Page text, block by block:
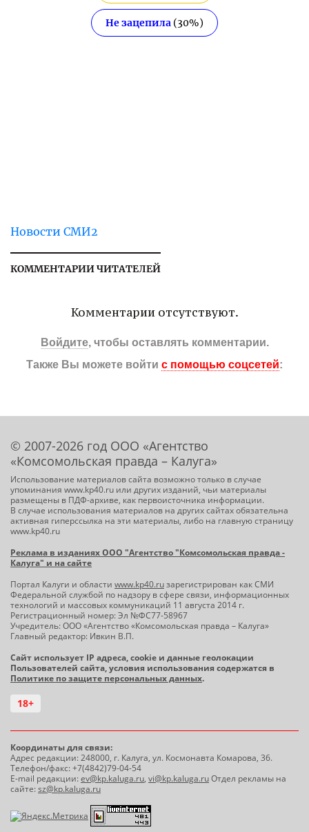
Не зацепила (30%)
Новости СМИ2
КОММЕНТАРИИ ЧИТАТЕЛЕЙ
Комментарии отсутствуют.
Войдите, чтобы оставлять комментарии.
Также Вы можете войти с помощью соцсетей:
© 2007-2026 год ООО «Агентство
«Комсомольская правда – Калуга»
Использование материалов сайта возможно только в случае
упоминания www.kp40.ru или других изданий, чьи материалы
размещены в ПДФ-архиве, как первоисточника информации.
В случае использования материалов на других сайтах обязательна
активная гиперссылка на эти материалы, либо на главную страницу
www.kp40.ru
Реклама в изданиях ООО "Агентство "Комсомольская правда -
Калуга" и на сайте
Портал Калуги и области www.kp40.ruзарегистрирован как СМИ
Федеральной службой по надзору в сфере связи, информационных
технологий и массовых коммуникаций 11 августа 2014 г.
Регистрационный номер: Эл №ФС77-58967
Учредитель: ООО «Агентство «Комсомольская правда – Калуга»
Главный редактор: Ивкин В.П.
Сайт использует IP адреса, cookie и данные геолокации
Пользователей сайта, условия использования содержатся в
Политике по защите персональных данных.
18+
Координаты для связи:
Адрес редакции: 248000, г. Калуга, ул. Космонавта Комарова, 36.
Телефон/факс: +7(4842)79-04-54
E-mail редакции:ev@kp.kaluga.ru, vi@kp.kaluga.ruОтдел рекламы на
сайте:sz@kp.kaluga.ru